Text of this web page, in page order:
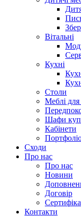
Вітальні
Кухні
Cтоли
Меблі для
Шафи
Кабінети
Сходи
Про нас
Про нас
Новини
Договір
Контакти